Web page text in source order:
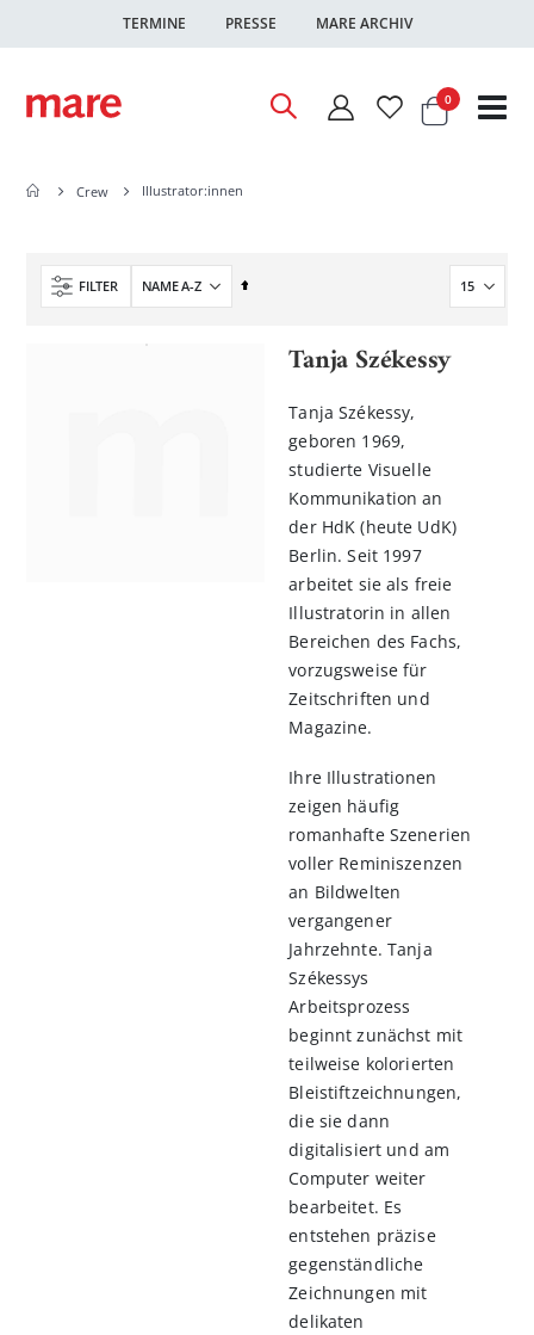
TERMINE PRESSE MARE ARCHIV
Warenkorb
0Artikel
Crew Illustrator:innen
FILTER
In
Tanja Székessy
Tanja Székessy,
geboren 1969,
studierte Visuelle
Kommunikation an
der HdK (heute UdK)
Berlin. Seit 1997
arbeitet sie als freie
Illustratorin in allen
Bereichen des Fachs,
vorzugsweise für
Zeitschriften und
Magazine.
Ihre Illustrationen
zeigen häufig
romanhafte Szenerien
voller Reminiszenzen
an Bildwelten
vergangener
Jahrzehnte. Tanja
Székessys
Arbeitsprozess
beginnt zunächst mit
teilweise kolorierten
Bleistiftzeichnungen,
die sie dann
digitalisiert und am
Computer weiter
bearbeitet. Es
entstehen präzise
gegenständliche
Zeichnungen mit
delikaten